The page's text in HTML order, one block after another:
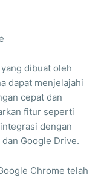
dibuat oleh
dapat menjelajahi
cepat dan
fitur seperti
dengan
Google Drive.
Chrome telah